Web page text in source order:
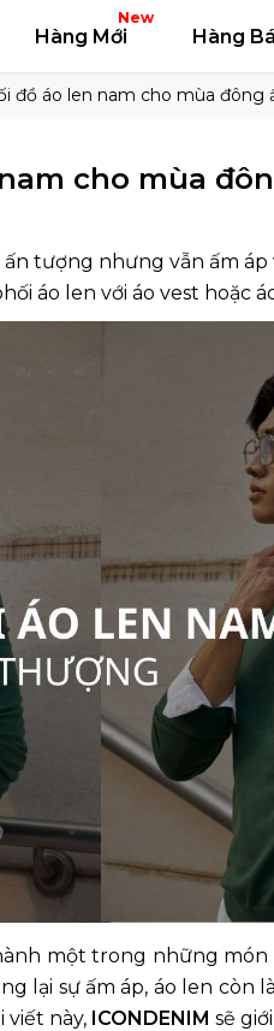
Hàng Mới
New
Hàng
đồ áo len nam cho mùa đông
cho mùa
tượng nhưng vẫn ấm
áo len với áo vest hoặc
một trong những
lại sự ấm áp, áo len còn
viết này, ICONDENIMsẽ